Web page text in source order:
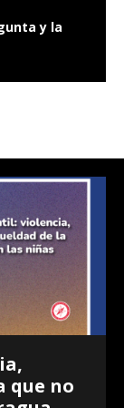
y la
que no